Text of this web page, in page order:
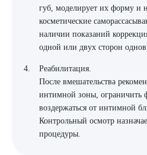
губ, моделирует их форму и
косметические
наличии показаний
одной или двух сторон
Реабилитация.
После вмешательства
интимной зоны, ограничить
воздержаться от интимной
Контрольный осмотр
процедуры.